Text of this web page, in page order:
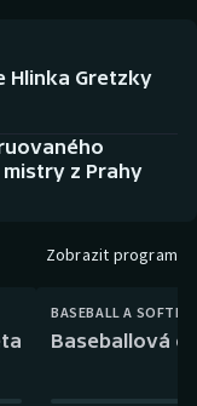
Hlinka Gretzky
z Prahy
Zobrazit program
BASEBALL A
Baseballová